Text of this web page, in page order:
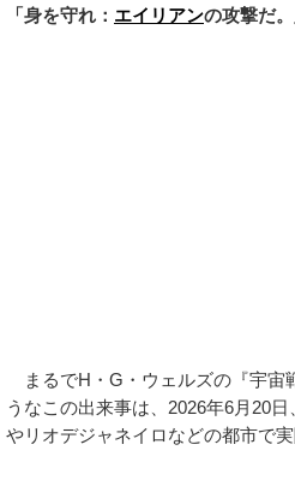
「身を守れ： エイリアンの攻撃だ
まるでH・G・ウェルズの『宇宙
うなこの出来事は、2026年6月20
やリオデジャネイロなどの都市で